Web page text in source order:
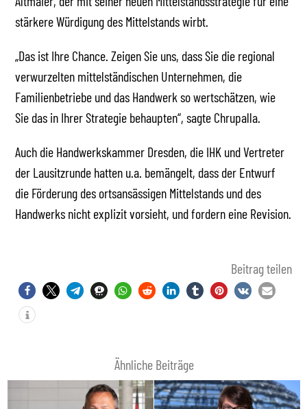
stärkere Würdigung des Mittelstands wirbt.
„Das ist Ihre Chance. Zeigen Sie uns, dass Sie die regional
verwurzelten mittelständischen Unternehmen, die
Familienbetriebe und das Handwerk so wertschätzen, wie
Sie das in Ihrer Strategie behaupten“, sagte Chrupalla.
Auch die Handwerkskammer Dresden, die IHK und Vertreter
der Lausitzrunde hatten u.a. bemängelt, dass der Entwurf
die Förderung des ortsansässigen Mittelstands und des
Handwerks nicht explizit vorsieht, und fordern eine Revision.
Beitrag teilen
Ähnliche Beiträge